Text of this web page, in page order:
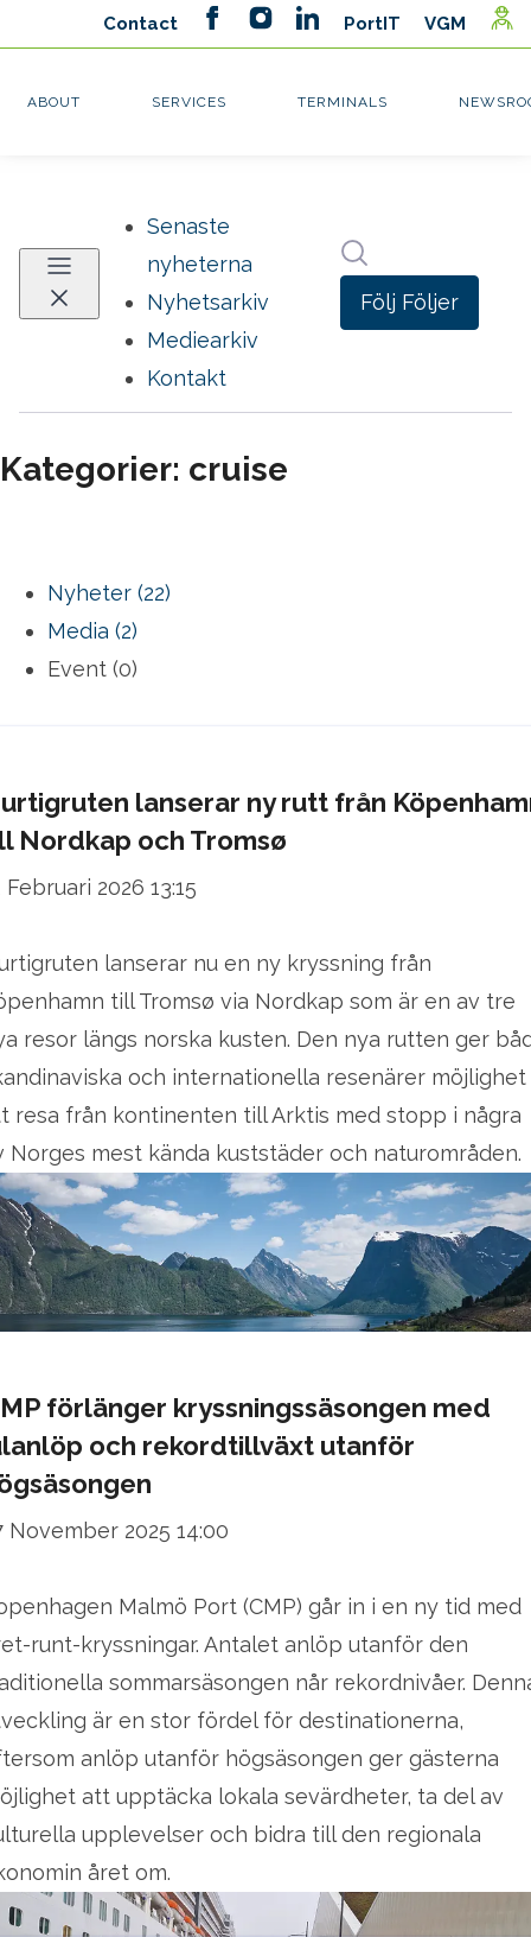
Senaste
nyheterna
Nyhetsarkiv
Mediearkiv
Kontakt
Följ Följer
Kategorier: cruise
Nyheter (22)
Media (2)
Event (0)
lanserar ny rutt från
Nordkap och Tromsø
Februari 2026 13:15
lanserar nu en ny kryssning från
till Tromsø via Nordkap som är en av tre
resor längs norska kusten. Den nya rutten ger
och internationella resenärer möjlighet
resa från kontinenten till Arktis med stopp i några
Norges mest kända kuststäder och naturområden.
förlänger kryssningssäsongen med
och rekordtillväxt utanför
November 2025 14:00
Malmö Port (CMP) går in i en ny tid med
runt-kryssningar. Antalet anlöp utanför den
sommarsäsongen når rekordnivåer.
är en stor fördel för destinationerna,
anlöp utanför högsäsongen ger gästerna
att upptäcka lokala sevärdheter, ta del av
upplevelser och bidra till den regionala
året om.